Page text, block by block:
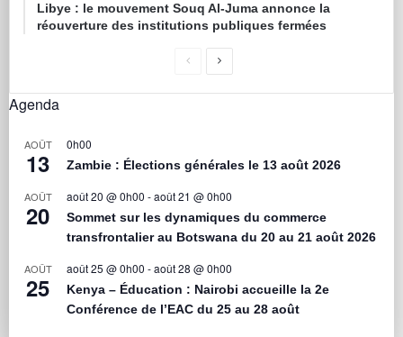
Libye : le mouvement Souq Al-Juma annonce la
réouverture des institutions publiques fermées
Agenda
AOÛT
13
0h00
Zambie : Élections générales le 13 août 2026
AOÛT
20
août 20 @ 0h00 -août 21 @ 0h00
Sommet sur les dynamiques du commerce
transfrontalier au Botswana du 20 au 21 août 2026
AOÛT
25
août 25 @ 0h00 -août 28 @ 0h00
Kenya – Éducation : Nairobi accueille la 2e
Conférence de l’EAC du 25 au 28 août